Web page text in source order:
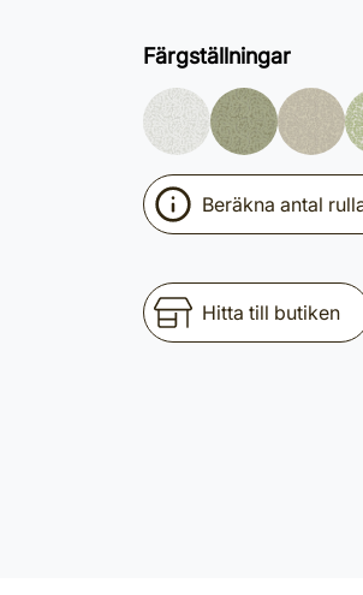
Färgställningar
Beräkna antal
Hitta till butiken